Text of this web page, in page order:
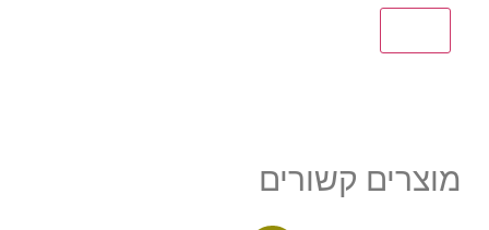
מוצרים קשורים